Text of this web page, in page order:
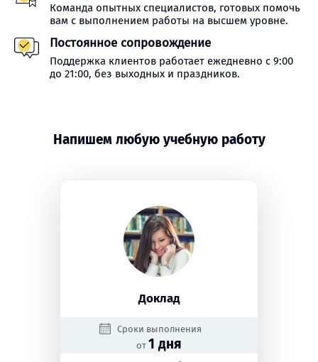
Команда опытных специалистов, готовых помочь
вам с выполнением работы на высшем уровне.
Постоянное сопровождение
Поддержка клиентов работает ежедневно с 9:00
до 21:00, без выходных и праздников.
Напишем любую учебную работу
Доклад
Сроки выполнения
от 1 дня